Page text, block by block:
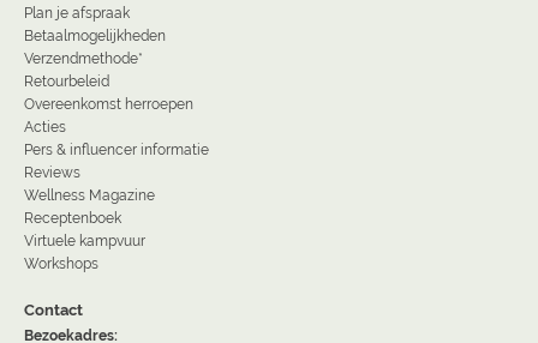
Plan je afspraak
Betaalmogelijkheden
Verzendmethode*
Retourbeleid
Overeenkomst herroepen
Acties
Pers & influencer informatie
Reviews
Wellness Magazine
Receptenboek
Virtuele kampvuur
Workshops
Contact
Bezoekadres: